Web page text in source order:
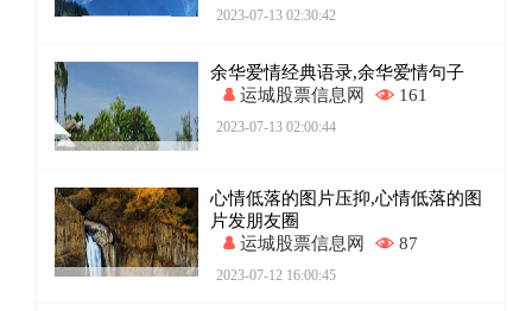
2023-07-13 02:30:42
余华爱情经典语录,余华爱情句子
运城股票信息网
161
2023-07-13 02:00:44
心情低落的图片压抑,心情低落的图
片发朋友圈
运城股票信息网
87
2023-07-12 16:00:45